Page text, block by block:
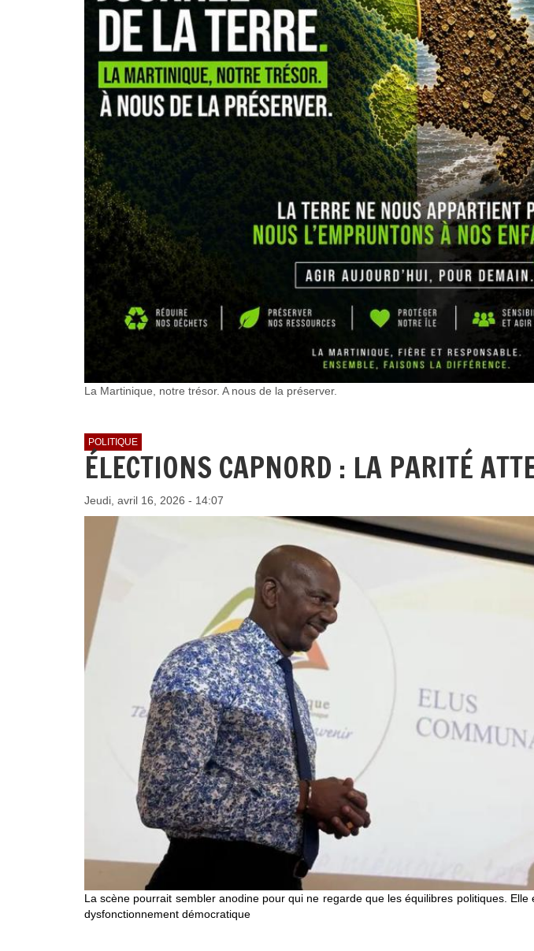
La Martinique, notre trésor. A nous de la préserver.
POLITIQUE
ÉLECTIONS CAPNORD : LA PARITÉ
Jeudi, avril 16, 2026 - 14:07
La scène pourrait sembler anodine pour qui ne regarde que les équilibres politiques. Elle
dysfonctionnement démocratique